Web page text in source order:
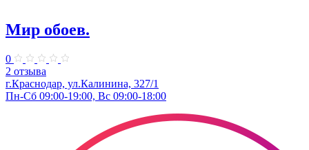
Мир обоев.
0
2 отзыва
г.Краснодар, ул.Калинина, 327/1
Пн-Сб 09:00-19:00, Вс 09:00-18:00